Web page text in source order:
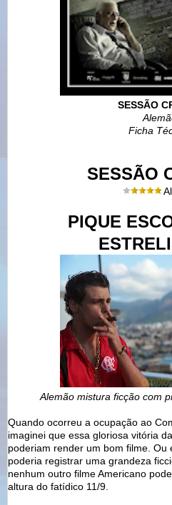
SESSÃO
Ficha
SESSÃO
PIQUE
Alemão mistura ficção com
Quando ocorreu a ocupação ao
imaginei que essa gloriosa vitória
poderiam render um bom filme. Ou
poderia registrar uma grandeza
nenhum outro filme Americano
altura do fatídico 11/9.